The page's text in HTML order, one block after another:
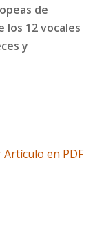
de
los 12 vocales
y
Artículo en PDF